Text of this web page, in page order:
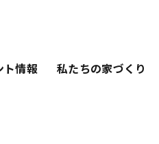
ト情報 私たちの家づくり